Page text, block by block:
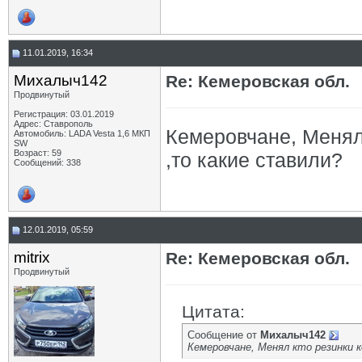
11.01.2019, 16:34
Михалыч142
Продвинутый
Регистрация: 03.01.2019
Адрес: Ставрополь
Автомобиль: LADA Vesta 1,6 МКП
SW
Возраст: 59
Сообщений: 338
Re: Кемеровская обл.
Кемеровчане,
,то какие ставили?
12.01.2019, 05:59
mitrix
Продвинутый
Re: Кемеровская обл.
Цитата:
Сообщение от Михалыч142
Кемеровчане, Менял кто резинки